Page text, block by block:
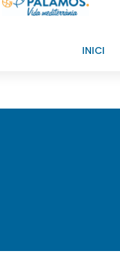
INICI